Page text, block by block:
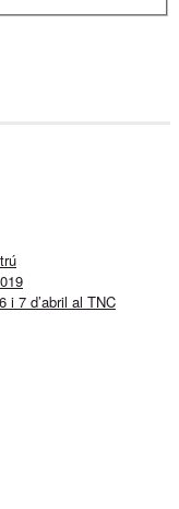
i 7 d’abril al TNC